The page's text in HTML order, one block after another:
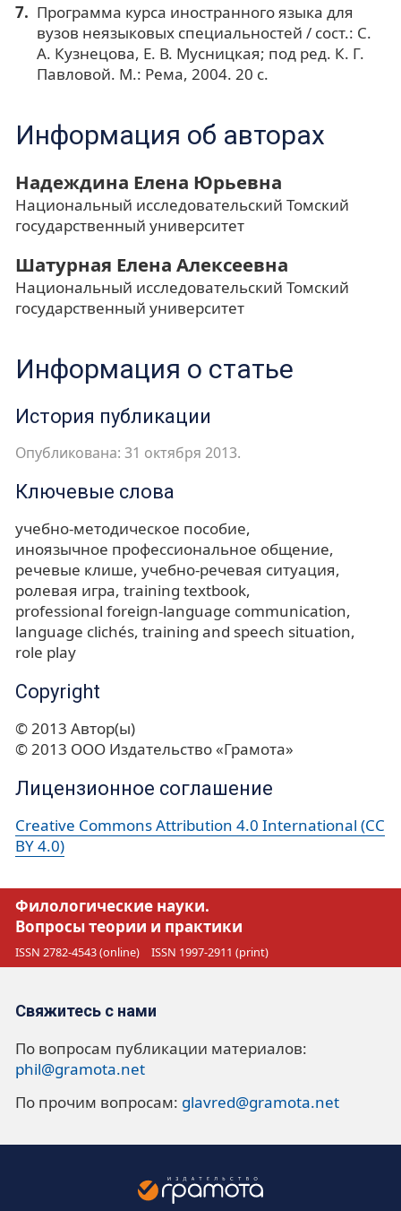
Программа курса иностранного языка для
вузов неязыковых специальностей / сост.: С.
А. Кузнецова, Е. В. Мусницкая; под ред. К. Г.
Павловой. М.: Рема, 2004. 20 с.
Информация об авторах
Надеждина Елена Юрьевна
Национальный исследовательский Томский
государственный университет
Шатурная Елена Алексеевна
Национальный исследовательский Томский
государственный университет
Информация о статье
История публикации
Опубликована: 31 октября 2013.
Ключевые слова
учебно-методическое пособие
иноязычное профессиональное общение
речевые клише учебно-речевая ситуация
ролевая игра training textbook
professional foreign-language communication
language clichés training and speech situation
role play
Copyright
© 2013 Автор(ы)
© 2013 ООО Издательство «Грамота»
Лицензионное соглашение
Creative Commons Attribution 4.0 International (CC
BY 4.0)
Филологические науки.
Вопросы теории и практики
ISSN 2782-4543 (online) ISSN 1997-2911 (print)
Свяжитесь с нами
По вопросам публикации материалов:
phil@gramota.net
По прочим вопросам: glavred@gramota.net